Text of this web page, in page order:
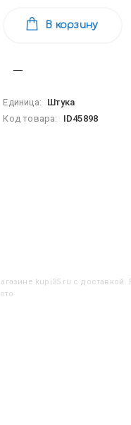
В корзину
Единица:
Штука
Код товара:
ID45898
kupi35.ru с